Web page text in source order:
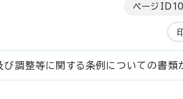
ページID
調整等に関する条例についての書類